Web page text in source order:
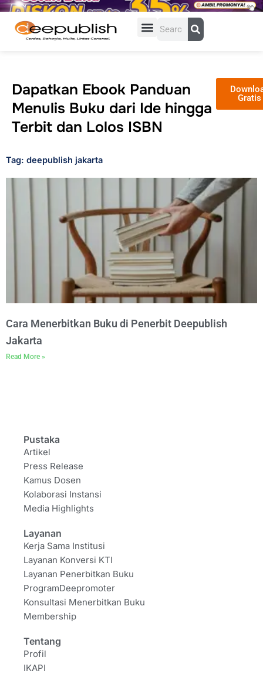
Lewati
konten
Dapatkan Ebook Panduan
Menulis Buku dari Ide hingga
Terbit dan Lolos ISBN
Gratis
Tag: deepublish jakarta
Cara Menerbitkan Buku di Penerbit Deepublish
Jakarta
Read More »
Pustaka
Artikel
Press Release
Kamus Dosen
Kolaborasi Instansi
Media Highlights
Layanan
Kerja Sama Institusi
Layanan Konversi KTI
Layanan Penerbitkan Buku
ProgramDeepromoter
Konsultasi Menerbitkan Buku
Membership
Tentang
Profil
IKAPI